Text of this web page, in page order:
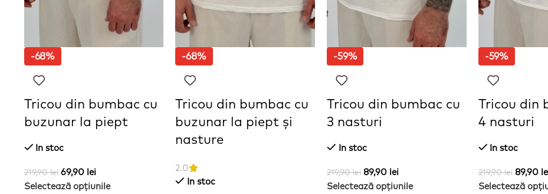
-68%
Tricou din bumbac cu
buzunar la piept
In stoc
219,90lei 69,90 lei
Selectează opțiunile
-68%
Tricou din bumbac cu
buzunar la piept și
nasture
2.0
In stoc
-59%
Tricou din bumbac cu
3 nasturi
In stoc
219,90lei 89,90 lei
Selectează opțiunile
-59%
Tricou din
4 nasturi
In stoc
219,90lei 89,90
Selectează